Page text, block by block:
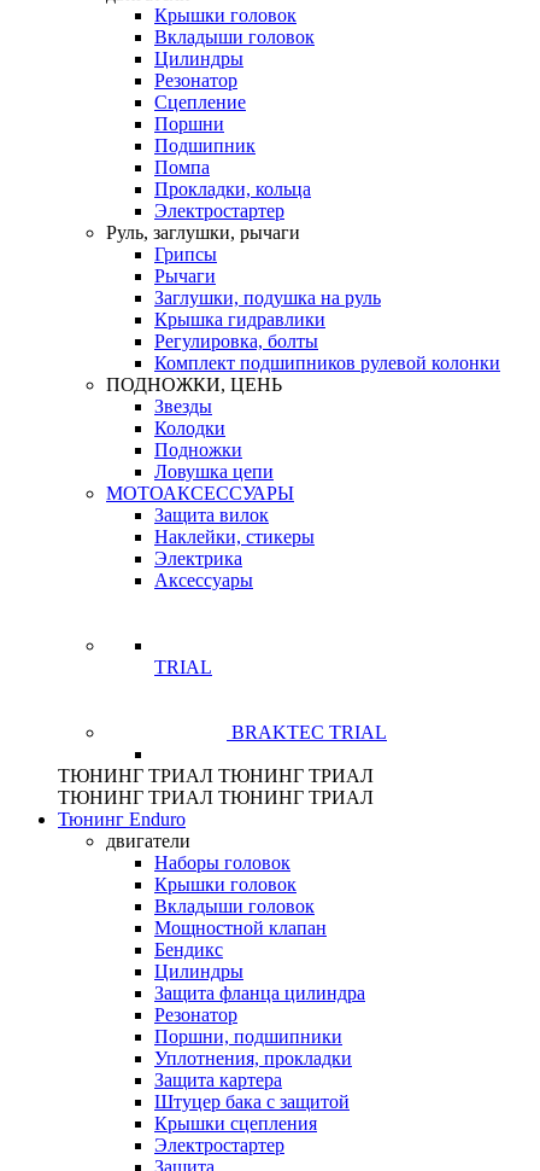
Крышки головок
Вкладыши головок
Цилиндры
Резонатор
Сцепление
Поршни
Подшипник
Помпа
Прокладки, кольца
Электростартер
Руль, заглушки, рычаги
Грипсы
Рычаги
Заглушки, подушка на руль
Крышка гидравлики
Регулировка, болты
Комплект подшипников рулевой колонки
ПОДНОЖКИ, ЦЕНЬ
Звезды
Колодки
Подножки
Ловушка цепи
МОТОАКСЕССУАРЫ
Защита вилок
Наклейки, стикеры
Электрика
Аксессуары
TRIAL
BRAKTEC TRIAL
ТЮНИНГ ТРИАЛ ТЮНИНГ ТРИАЛ
ТЮНИНГ ТРИАЛ ТЮНИНГ ТРИАЛ
Тюнинг Enduro
двигатели
Наборы головок
Крышки головок
Вкладыши головок
Мощностной клапан
Бендикс
Цилиндры
Защита фланца цилиндра
Резонатор
Поршни, подшипники
Уплотнения, прокладки
Защита картера
Штуцер бака с защитой
Крышки сцепления
Электростартер
Защита